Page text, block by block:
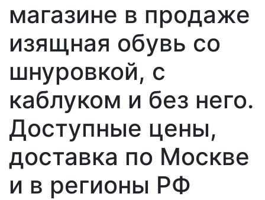
магазине в продаже
изящная обувь со
шнуровкой, с
каблуком и без него.
Доступные цены,
доставка по Москве
и в регионы РФ